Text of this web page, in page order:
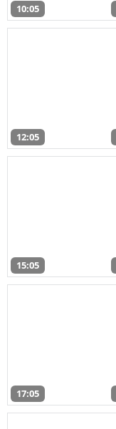
10:05
12:05
15:05
17:05